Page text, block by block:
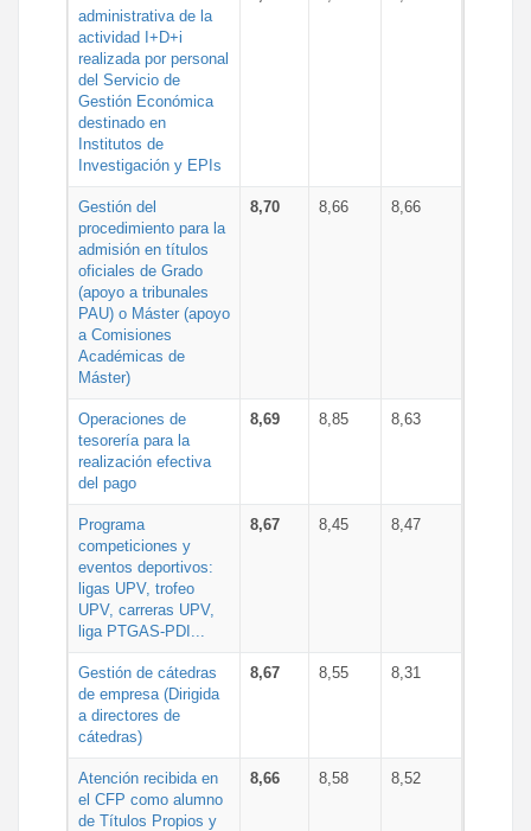
administrativa de la
actividad I+D+i
realizada por personal
del Servicio de
Gestión Económica
destinado en
Institutos de
Investigación y EPIs
Gestión del
procedimiento para la
admisión en títulos
oficiales de Grado
(apoyo a tribunales
PAU) o Máster (apoyo
a Comisiones
Académicas de
Máster)
8,70 8,66 8,66
Operaciones de
tesorería para la
realización efectiva
del pago
8,69 8,85 8,63
Programa
competiciones y
eventos deportivos:
ligas UPV, trofeo
UPV, carreras UPV,
liga PTGAS-PDI...
8,67 8,45 8,47
Gestión de cátedras
de empresa (Dirigida
a directores de
cátedras)
8,67 8,55 8,31
Atención recibida en
el CFP como alumno
de Títulos Propios y
8,66 8,58 8,52